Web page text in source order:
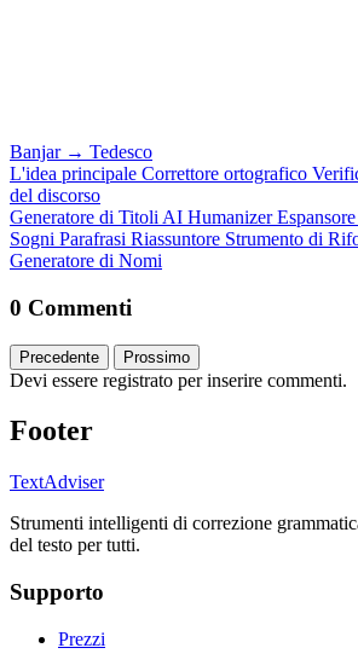
Banjar → Tedesco
L'idea principale Correttore ortografico
del discorso
Generatore di Titoli AI Humanizer
Sogni Parafrasi Riassuntore Strumento di
Generatore di Nomi
0 Commenti
Precedente Prossimo
Devi essere registrato per inserire commenti.
Footer
TextAdviser
Strumenti intelligenti di correzione
del testo per tutti.
Supporto
Prezzi